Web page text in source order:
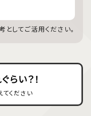
してご活用ください。
らい？！
てください